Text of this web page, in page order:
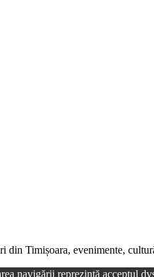
din Timișoara, evenimente,
navigării reprezintă acceptul